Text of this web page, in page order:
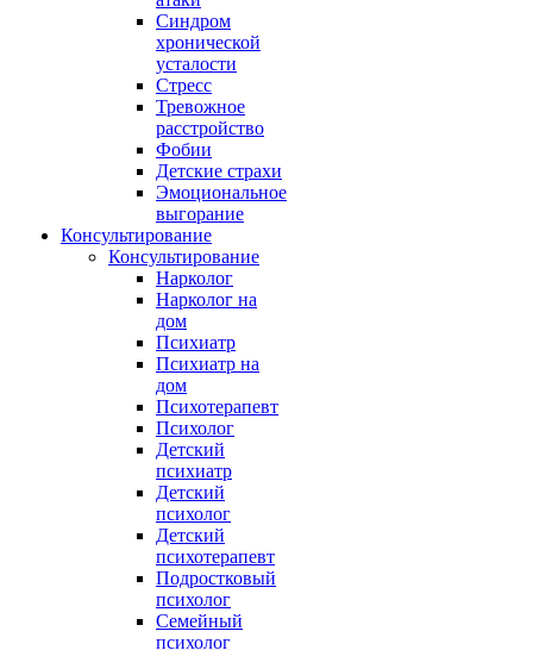
Синдром
хронической
усталости
Стресс
Тревожное
расстройство
Фобии
Детские страхи
Эмоциональное
выгорание
Консультирование
Консультирование
Нарколог
Нарколог на
дом
Психиатр
Психиатр на
дом
Психотерапевт
Психолог
Детский
психиатр
Детский
психолог
Детский
психотерапевт
Подростковый
психолог
Семейный
психолог